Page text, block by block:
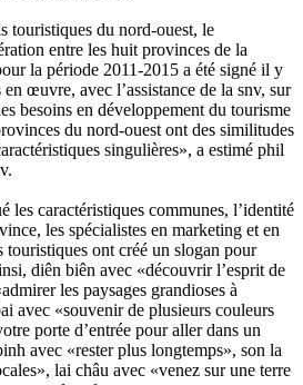
touristiques du nord-ouest, le
entre les huit provinces de la
la période 2011-2015 a été signé il y
œuvre, avec l’assistance de la snv, sur
besoins en développement du tourisme
du nord-ouest ont des similitudes
singulières», a estimé phil
les caractéristiques communes, l’identité
les spécialistes en marketing et en
touristiques ont créé un slogan pour
diên biên avec «découvrir l’esprit de
les paysages grandioses à
avec «souvenir de plusieurs couleurs
porte d’entrée pour aller dans un
avec «rester plus longtemps», son la
lai châu avec «venez sur une terre